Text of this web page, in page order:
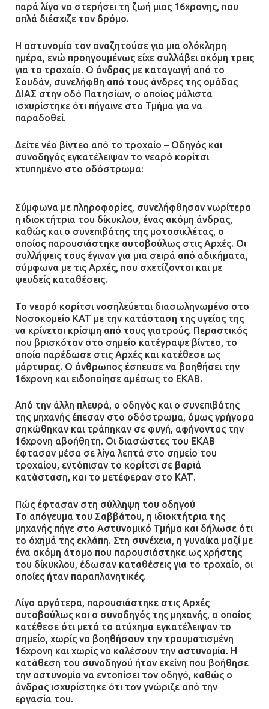
παρά λίγο να στερήσει τη ζωή μιας 16χρονης, που
απλά διέσχιζε τον δρόμο.
Η αστυνομία τον αναζητούσε για μια ολόκληρη
ημέρα, ενώ προηγουμένως είχε συλλάβει ακόμη τρεις
για το τροχαίο. Ο άνδρας με καταγωγή από το
Σουδάν, συνελήφθη από τους άνδρες της ομάδας
ΔΙΑΣ στην οδό Πατησίων, ο οποίος μάλιστα
ισχυρίστηκε ότι πήγαινε στο Τμήμα για να
παραδοθεί.
Δείτε νέο βίντεο από το τροχαίο – Οδηγός και
συνοδηγός εγκατέλειψαν το νεαρό κορίτσι
χτυπημένο στο οδόστρωμα:
Σύμφωνα με πληροφορίες, συνελήφθησαν νωρίτερα
η ιδιοκτήτρια του δίκυκλου, ένας ακόμη άνδρας,
καθώς και ο συνεπιβάτης της μοτοσικλέτας, ο
οποίος παρουσιάστηκε αυτοβούλως στις Αρχές. Οι
συλλήψεις τους έγιναν για μια σειρά από αδικήματα,
σύμφωνα με τις Αρχές, που σχετίζονται και με
ψευδείς καταθέσεις.
Το νεαρό κορίτσι νοσηλεύεται διασωληνωμένο στο
Νοσοκομείο ΚΑΤ με την κατάσταση της υγείας της
να κρίνεται κρίσιμη από τους γιατρούς. Περαστικός
που βρισκόταν στο σημείο κατέγραψε βίντεο, το
οποίο παρέδωσε στις Αρχές και κατέθεσε ως
μάρτυρας. Ο άνθρωπος έσπευσε να βοηθήσει την
16χρονη και ειδοποίησε αμέσως το ΕΚΑΒ.
Από την άλλη πλευρά, ο οδηγός και ο συνεπιβάτης
της μηχανής έπεσαν στο οδόστρωμα, όμως γρήγορα
σηκώθηκαν και τράπηκαν σε φυγή, αφήνοντας την
16χρονη αβοήθητη. Οι διασώστες του ΕΚΑΒ
έφτασαν μέσα σε λίγα λεπτά στο σημείο του
τροχαίου, εντόπισαν το κορίτσι σε βαριά
κατάσταση, και το μετέφεραν στο ΚΑΤ.
Πώς έφτασαν στη σύλληψη του οδηγού
Το απόγευμα του Σαββάτου, η ιδιοκτήτρια της
μηχανής πήγε στο Αστυνομικό Τμήμα και δήλωσε ότι
το όχημά της εκλάπη. Στη συνέχεια, η γυναίκα μαζί με
ένα ακόμη άτομο που παρουσιάστηκε ως χρήστης
του δίκυκλου, έδωσαν καταθέσεις για το τροχαίο, οι
οποίες ήταν παραπλανητικές.
Λίγο αργότερα, παρουσιάστηκε στις Αρχές
αυτοβούλως και ο συνοδηγός της μηχανής, ο οποίος
κατέθεσε ότι μετά το ατύχημα εγκατέλειψαν το
σημείο, χωρίς να βοηθήσουν την τραυματισμένη
16χρονη και χωρίς να καλέσουν την αστυνομία. Η
κατάθεση του συνοδηγού ήταν εκείνη που βοήθησε
την αστυνομία να εντοπίσει τον οδηγό, καθώς ο
άνδρας ισχυρίστηκε ότι τον γνώριζε από την
εργασία του.